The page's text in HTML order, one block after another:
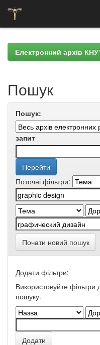
navigationЕлектронний архів
Пошук
Пошук:
запит
Поточні фільтри:
Почати новий пошук
Додати фільтри:
Використовуйте фільтри
пошуку.